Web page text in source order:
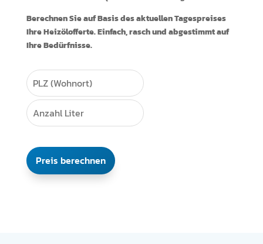
Berechnen Sie auf Basis des aktuellen Tagespreises
Ihre Heizölofferte. Einfach, rasch und abgestimmt auf
Ihre Bedürfnisse.
Preis berechnen